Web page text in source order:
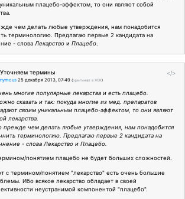
плацебо-эффектом, то они являют собой
чем делать любые утверждения, нам понадобится
терминологию. Предлагаю первые 2 кандидата на
- словаЛекарство иПлацебо.
</>
термины
25 декабря 2013, 07:49 (оригинал в ЖЖ)
многие популярные лекарства и есть плацебо.
сказать и так: покуда многие из мед. препаратов
своим уникальным плацебо-эффектом, то они являют
лекарства.
прежде чем делать любые утверждения, нам понадобится
терминологию. Предлагаю первые 2 кандидата на
- слова Лекарство и Плацебо.
понятием плацебо не будет больших сложностей.
с термином/понятием "лекарство" есть очень большие
Ибо всякое лекарство обладает в своей
неустранимой компонентой "плацебо".